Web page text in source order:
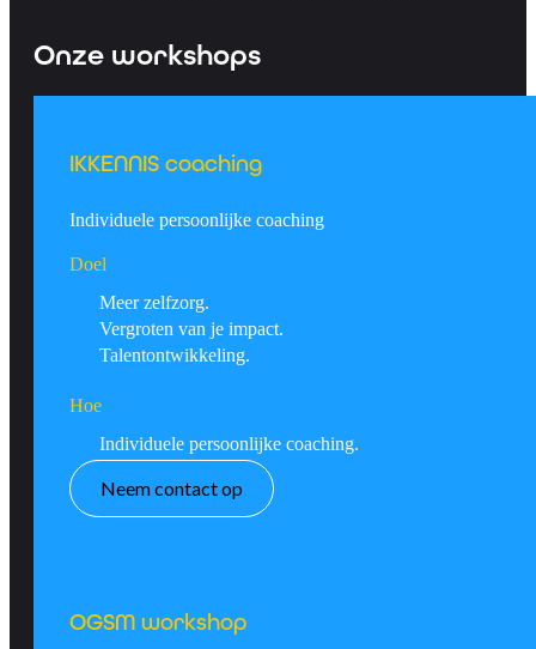
Onze workshops
IKKENNIS coaching
Individuele persoonlijke coaching
Doel
Meer zelfzorg.
Vergroten van je impact.
Talentontwikkeling.
Hoe
Individuele persoonlijke coaching.
Neem contact op
OGSM workshop